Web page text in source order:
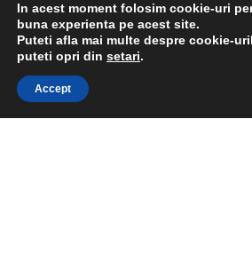
Dacă ți-a plăcut articolul,
cu prietenii
In acest moment folosim cookie-uri
buna experienta pe acest site.
Puteti afla mai multe despre cookie-
puteti opri din setari.
Accept